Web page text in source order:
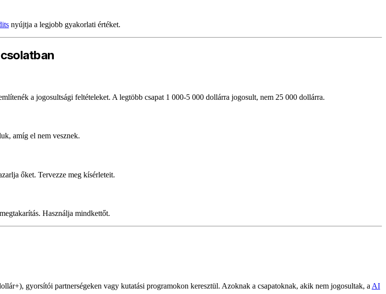
nyújtja a legjobb gyakorlati értéket.
a jogosultsági feltételeket. A legtöbb csapat 1 000-5 000 dollárra jogosult, nem 25 000 dollárra.
amíg el nem vesznek.
őket. Tervezze meg kísérleteit.
Használja mindkettőt.
gyorsítói partnerségeken vagy kutatási programokon keresztül. Azoknak a csapatoknak, akik nem jogosultak, a AI